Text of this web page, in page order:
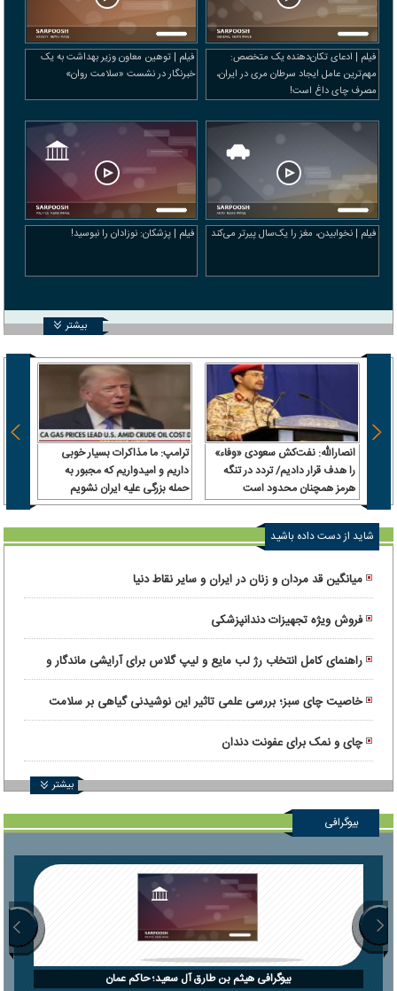
فیلم | ادعای تکان‌دهنده یک متخصص:
مهم‌ترین عامل ایجاد سرطان مری در ایران،
مصرف چای داغ است!
فیلم | توهین معاون وزیر بهداشت به یک
خبرنگار در نشست «سلامت روان»
فیلم | نخوابیدن، مغز را یک‌سال پیرتر می‌کند فیلم | پزشکان: نوزادان را نبوسید!
بیشتر
انصارالله: نفت‌کش سعودی «وفاء»
را هدف قرار دادیم/ تردد در تنگه
هرمز همچنان محدود است
ترامپ: ما مذاکرات بسیار خوبی
داریم و امیدواریم که مجبور به
حمله بزرگی علیه ایران نشویم
شاید از دست داده باشید
میانگین قد مردان و زنان در ایران و سایر نقاط دنیا
فروش ویژه تجهیزات دندانپزشکی
راهنمای کامل انتخاب رژ لب مایع و لیپ گلاس برای آرایشی ماندگار و
درخشان
خاصیت چای سبز؛ بررسی علمی تاثیر این نوشیدنی گیاهی بر سلامت
بدنچای و نمک برای عفونت دندان
بیشتر
بیوگرافی
بیوگرافی هیثم بن طارق آل سعید؛ حاکم عمان